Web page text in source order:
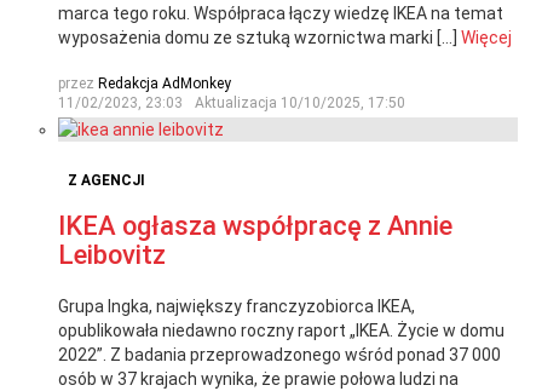
marca tego roku. Współpraca łączy wiedzę IKEA na temat
wyposażenia domu ze sztuką wzornictwa marki […] Więcej
przez Redakcja AdMonkey
11/02/2023, 23:03
Aktualizacja 10/10/2025, 17:50
Z AGENCJI
IKEA ogłasza współpracę z Annie
Leibovitz
Grupa Ingka, największy franczyzobiorca IKEA,
opublikowała niedawno roczny raport „IKEA. Życie w domu
2022”. Z badania przeprowadzonego wśród ponad 37 000
osób w 37 krajach wynika, że prawie połowa ludzi na